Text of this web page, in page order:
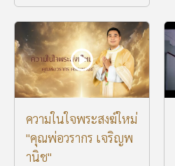
ความในใจพระสงฆ์ใหม่
"คุณพ่อวรากร เจริญพ
านิช"